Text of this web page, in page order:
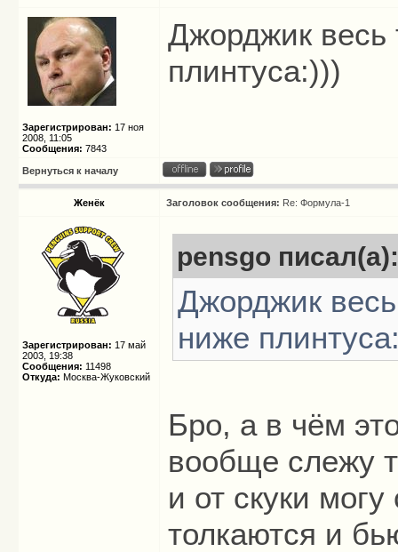
Зарегистрирован: 17 ноя
2008, 11:05
Сообщения: 7843
Джорджик весь
плинтуса:)))
Вернуться к началу
Женёк Заголовок сообщения: Re: Формула-1
Зарегистрирован: 17 май
2003, 19:38
Сообщения: 11498
Откуда: Москва-Жуковский
pensgo писал(а):
Джорджик
ниже
Бро, а в чём
вообще слежу
и от скуки
толкаются и